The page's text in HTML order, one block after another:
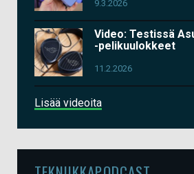
9.3.2026
Video: Testissä
-pelikuulokkeet
11.2.2026
Lisää videoita